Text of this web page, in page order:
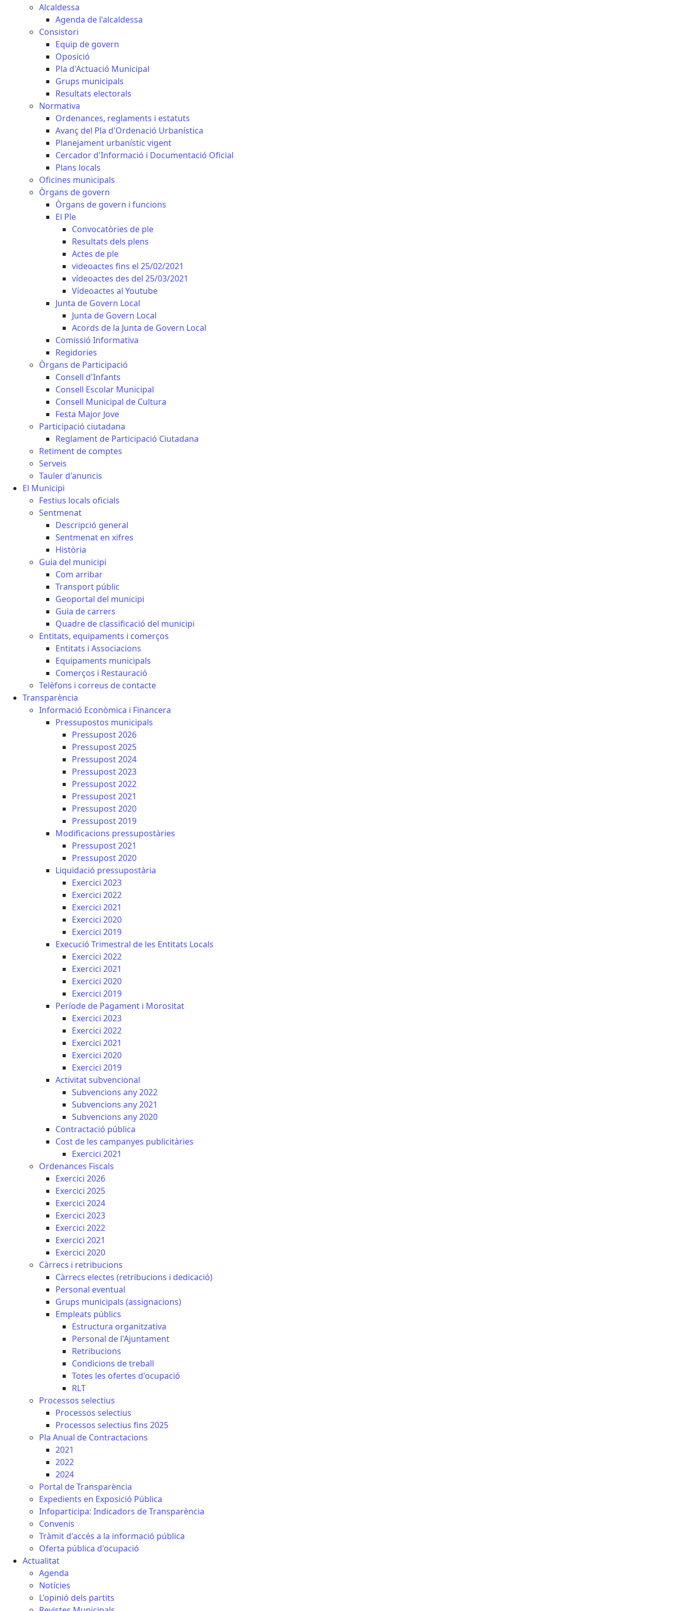
Alcaldessa
Agenda de l'alcaldessa
Consistori
Equip de govern
Oposició
Pla d'Actuació Municipal
Grups municipals
Resultats electorals
Normativa
Ordenances, reglaments i estatuts
Avanç del Pla d'Ordenació Urbanística
Planejament urbanístic vigent
Cercador d'Informació i Documentació Oficial
Plans locals
Oficines municipals
Òrgans de govern
Òrgans de govern i funcions
El Ple
Convocatòries de ple
Resultats dels plens
Actes de ple
videoactes fins el 25/02/2021
vídeoactes des del 25/03/2021
Vídeoactes al Youtube
Junta de Govern Local
Junta de Govern Local
Acords de la Junta de Govern Local
Comissió Informativa
Regidories
Òrgans de Participació
Consell d'Infants
Consell Escolar Municipal
Consell Municipal de Cultura
Festa Major Jove
Participació ciutadana
Reglament de Participació Ciutadana
Retiment de comptes
Serveis
Tauler d'anuncis
El Municipi
Festius locals oficials
Sentmenat
Descripció general
Sentmenat en xifres
Història
Guia del municipi
Com arribar
Transport públic
Geoportal del municipi
Guia de carrers
Quadre de classificació del municipi
Entitats, equipaments i comerços
Entitats i Associacions
Equipaments municipals
Comerços i Restauració
Telèfons i correus de contacte
Transparència
Informació Econòmica i Financera
Pressupostos municipals
Pressupost 2026
Pressupost 2025
Pressupost 2024
Pressupost 2023
Pressupost 2022
Pressupost 2021
Pressupost 2020
Pressupost 2019
Modificacions pressupostàries
Pressupost 2021
Pressupost 2020
Liquidació pressupostària
Exercici 2023
Exercici 2022
Exercici 2021
Exercici 2020
Exercici 2019
Execució Trimestral de les Entitats Locals
Exercici 2022
Exercici 2021
Exercici 2020
Exercici 2019
Període de Pagament i Morositat
Exercici 2023
Exercici 2022
Exercici 2021
Exercici 2020
Exercici 2019
Activitat subvencional
Subvencions any 2022
Subvencions any 2021
Subvencions any 2020
Contractació pública
Cost de les campanyes publicitàries
Exercici 2021
Ordenances Fiscals
Exercici 2026
Exercici 2025
Exercici 2024
Exercici 2023
Exercici 2022
Exercici 2021
Exercici 2020
Càrrecs i retribucions
Càrrecs electes (retribucions i dedicació)
Personal eventual
Grups municipals (assignacions)
Empleats públics
Estructura organitzativa
Personal de l'Ajuntament
Retribucions
Condicions de treball
Totes les ofertes d'ocupació
RLT
Processos selectius
Processos selectius
Processos selectius fins 2025
Pla Anual de Contractacions
2021
2022
2024
Portal de Transparència
Expedients en Exposició Pública
Infoparticipa: Indicadors de Transparència
Convenis
Tràmit d'accés a la informació pública
Oferta pública d'ocupació
Actualitat
Agenda
Notícies
L'opinió dels partits